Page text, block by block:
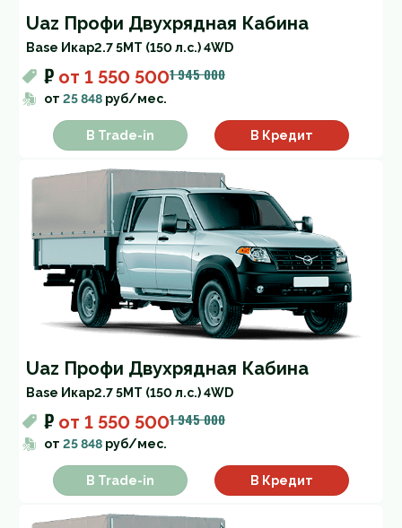
Uaz Профи Двухрядная Кабина
Base Икар2.7 5MT (150 л.с.) 4WD
₽ от 1 550 5001 945 000
от 25 848 руб/мес.
В Trade-in В Кредит
Uaz Профи Двухрядная Кабина
Base Икар2.7 5MT (150 л.с.) 4WD
₽ от 1 550 5001 945 000
от 25 848 руб/мес.
В Trade-in В Кредит